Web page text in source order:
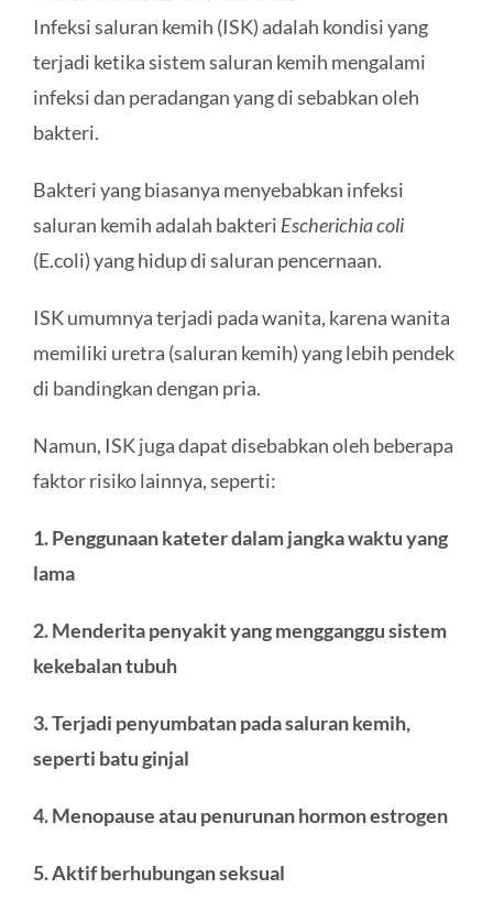
Infeksi saluran kemih (ISK) adalah kondisi yang
terjadi ketika sistem saluran kemih mengalami
infeksi dan peradangan yang di sebabkan oleh
bakteri.
Bakteri yang biasanya menyebabkan infeksi
saluran kemih adalah bakteri Escherichia coli
(E.coli) yang hidup di saluran pencernaan.
ISK umumnya terjadi pada wanita, karena wanita
memiliki uretra (saluran kemih) yang lebih pendek
di bandingkan dengan pria.
Namun, ISK juga dapat disebabkan oleh beberapa
faktor risiko lainnya, seperti:
1. Penggunaan kateter dalam jangka waktu yang
lama
2. Menderita penyakit yang mengganggu sistem
kekebalan tubuh
3. Terjadi penyumbatan pada saluran kemih,
seperti batu ginjal
4. Menopause atau penurunan hormon estrogen
5. Aktif berhubungan seksual